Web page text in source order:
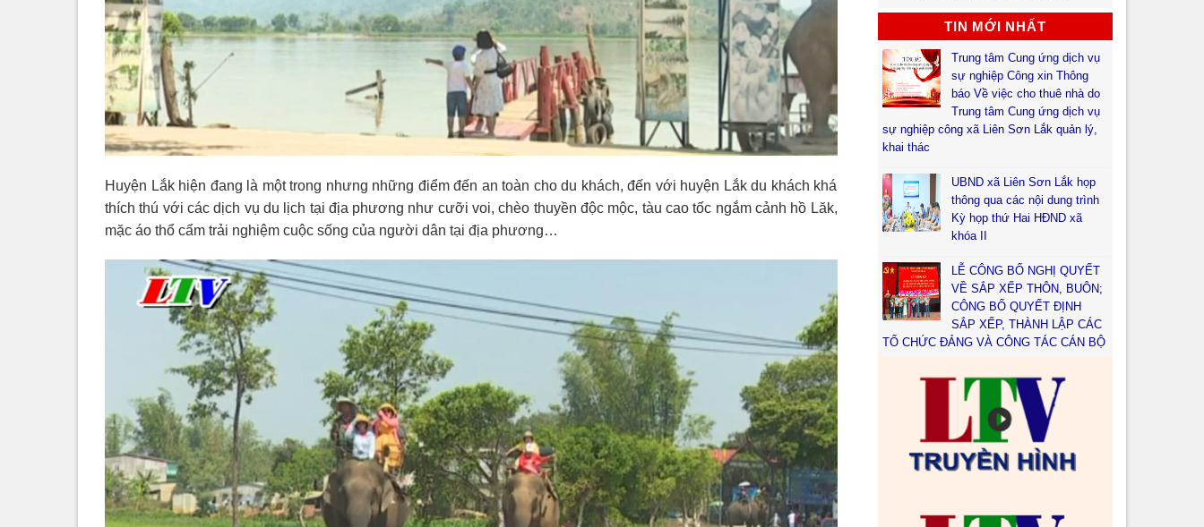
Huyện Lắk hiện đang là một trong nhưng những điểm đến an toàn cho du khách, đến với huyện Lắk du khách khá
thích thú với các dịch vụ du lịch tại địa phương như cưỡi voi, chèo thuyền độc mộc, tàu cao tốc ngắm cảnh hồ Lăk,
mặc áo thổ cẩm trải nghiệm cuộc sống của người dân tại địa phương…
TIN MỚI NHẤT
Trung tâm Cung ứng dịch vụ
sự nghiệp Công xin Thông
báo Về việc cho thuê nhà do
Trung tâm Cung ứng dịch vụ
sự nghiệp công xã Liên Sơn Lắk quản lý,
khai thác
UBND xã Liên Sơn Lắk họp
thông qua các nội dung trình
Kỳ họp thứ Hai HĐND xã
khóa II
LỄ CÔNG BỐ NGHỊ QUYẾT
VỀ SẮP XẾP THÔN, BUÔN;
CÔNG BỐ QUYẾT ĐỊNH
SẮP XẾP, THÀNH LẬP CÁC
TỔ CHỨC ĐẢNG VÀ CÔNG TÁC CÁN BỘ